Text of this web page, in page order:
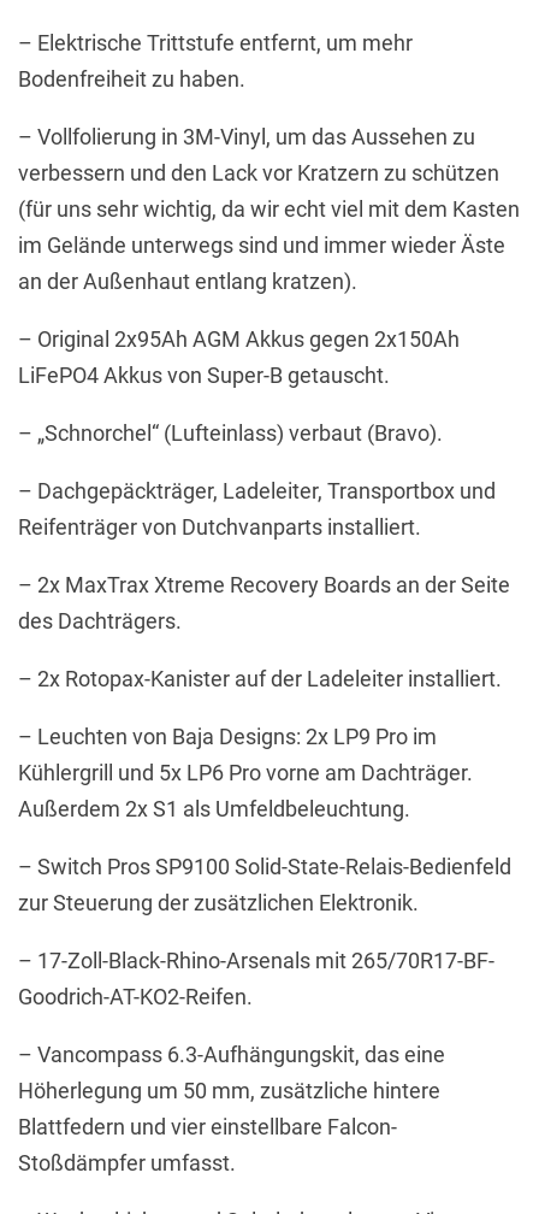
– Elektrische Trittstufe entfernt, um mehr
Bodenfreiheit zu haben.
– Vollfolierung in 3M-Vinyl, um das Aussehen zu
verbessern und den Lack vor Kratzern zu schützen
(für uns sehr wichtig, da wir echt viel mit dem Kasten
im Gelände unterwegs sind und immer wieder Äste
an der Außenhaut entlang kratzen).
– Original 2x95Ah AGM Akkus gegen 2x150Ah
LiFePO4 Akkus von Super-B getauscht.
– „Schnorchel“ (Lufteinlass) verbaut (Bravo).
– Dachgepäckträger, Ladeleiter, Transportbox und
Reifenträger von Dutchvanparts installiert.
– 2x MaxTrax Xtreme Recovery Boards an der Seite
des Dachträgers.
– 2x Rotopax-Kanister auf der Ladeleiter installiert.
– Leuchten von Baja Designs: 2x LP9 Pro im
Kühlergrill und 5x LP6 Pro vorne am Dachträger.
Außerdem 2x S1 als Umfeldbeleuchtung.
– Switch Pros SP9100 Solid-State-Relais-Bedienfeld
zur Steuerung der zusätzlichen Elektronik.
– 17-Zoll-Black-Rhino-Arsenals mit 265/70R17-BF-
Goodrich-AT-KO2-Reifen.
– Vancompass 6.3-Aufhängungskit, das eine
Höherlegung um 50 mm, zusätzliche hintere
Blattfedern und vier einstellbare Falcon-
Stoßdämpfer umfasst.